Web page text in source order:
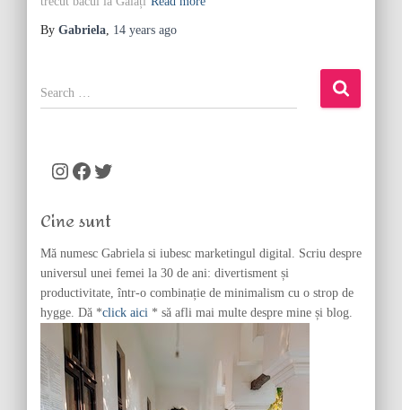
By Gabriela, 14 years ago
S
e
o
Instagram Facebook Twitter
Cine sunt
Mă numesc Gabriela si iubesc marketingul digital. Scriu despre
universul unei femei la 30 de ani: divertisment și
productivitate, într-o combinație de minimalism cu o strop de
hygge. Dă *click aici * să afli mai multe despre mine și blog.